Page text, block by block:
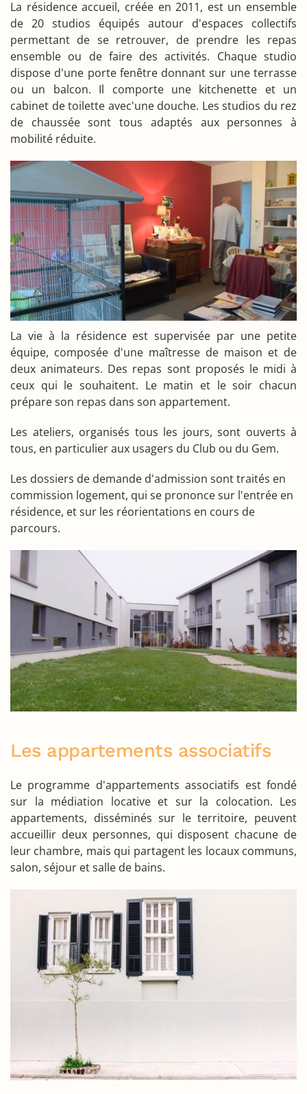
La résidence accueil, créée en 2011, est un ensemble
de 20 studios équipés autour d'espaces collectifs
permettant de se retrouver, de prendre les repas
ensemble ou de faire des activités. Chaque studio
dispose d'une porte fenêtre donnant sur une terrasse
ou un balcon. Il comporte une kitchenette et un
cabinet de toilette avec'une douche. Les studios du rez
de chaussée sont tous adaptés aux personnes à
mobilité réduite.
La vie à la résidence est supervisée par une petite
équipe, composée d'une maîtresse de maison et de
deux animateurs. Des repas sont proposés le midi à
ceux qui le souhaitent. Le matin et le soir chacun
prépare son repas dans son appartement.
Les ateliers, organisés tous les jours, sont ouverts à
tous, en particulier aux usagers du Club ou du Gem.
Les dossiers de demande d'admission sont traités en
commission logement, qui se prononce sur l'entrée en
résidence, et sur les réorientations en cours de
parcours.
Les appartements associatifs
Le programme d'appartements associatifs est fondé
sur la médiation locative et sur la colocation. Les
appartements, disséminés sur le territoire, peuvent
accueillir deux personnes, qui disposent chacune de
leur chambre, mais qui partagent les locaux communs,
salon, séjour et salle de bains.